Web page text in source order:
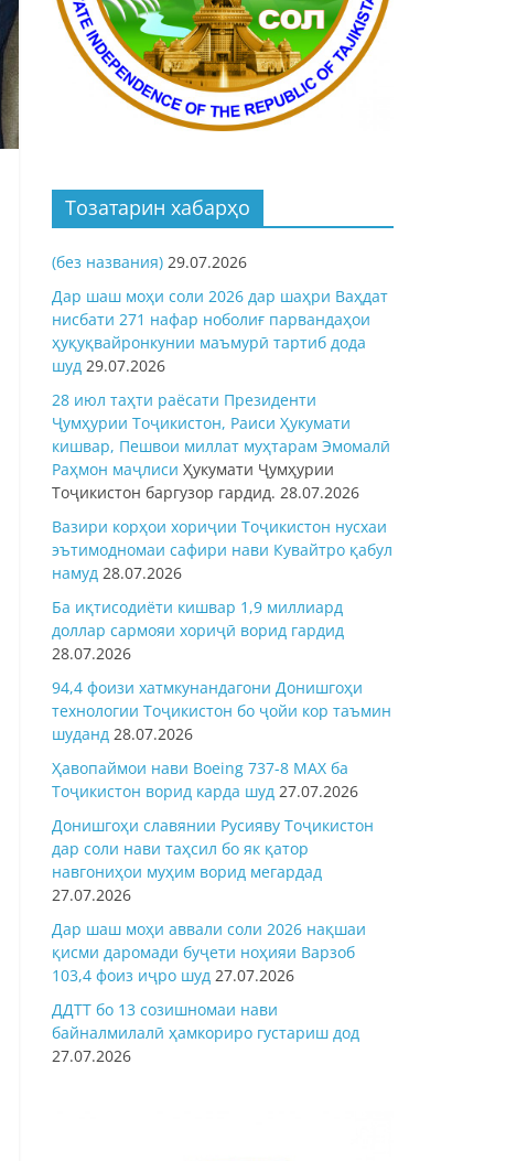
Тозатарин хабарҳо
(без названия) 29.07.2026
Дар шаш моҳи соли 2026 дар шаҳри Ваҳдат
нисбати 271 нафар ноболиғ парвандаҳои
ҳуқуқвайронкунии маъмурӣ тартиб дода
шуд 29.07.2026
28 июл таҳти раёсати Президенти
Ҷумҳурии Тоҷикистон, Раиси Ҳукумати
кишвар, Пешвои миллат муҳтарам Эмомалӣ
Раҳмон маҷлиси Ҳукумати Ҷумҳурии
Тоҷикистон баргузор гардид. 28.07.2026
Вазири корҳои хориҷии Тоҷикистон нусхаи
эътимодномаи сафири нави Кувайтро қабул
намуд 28.07.2026
Ба иқтисодиёти кишвар 1,9 миллиард
доллар сармояи хориҷӣ ворид гардид
28.07.2026
94,4 фоизи хатмкунандагони Донишгоҳи
технологии Тоҷикистон бо ҷойи кор таъмин
шуданд 28.07.2026
Ҳавопаймои нави Boeing 737-8 MAX ба
Тоҷикистон ворид карда шуд 27.07.2026
Донишгоҳи славянии Русияву Тоҷикистон
дар соли нави таҳсил бо як қатор
навгониҳои муҳим ворид мегардад
27.07.2026
Дар шаш моҳи аввали соли 2026 нақшаи
қисми даромади буҷети ноҳияи Варзоб
103,4 фоиз иҷро шуд 27.07.2026
ДДТТ бо 13 созишномаи нави
байналмилалӣ ҳамкориро густариш дод
27.07.2026